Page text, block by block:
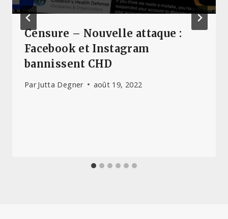
Censure – Nouvelle attaque :
Facebook et Instagram
bannissent CHD
Par Jutta Degner août 19, 2022